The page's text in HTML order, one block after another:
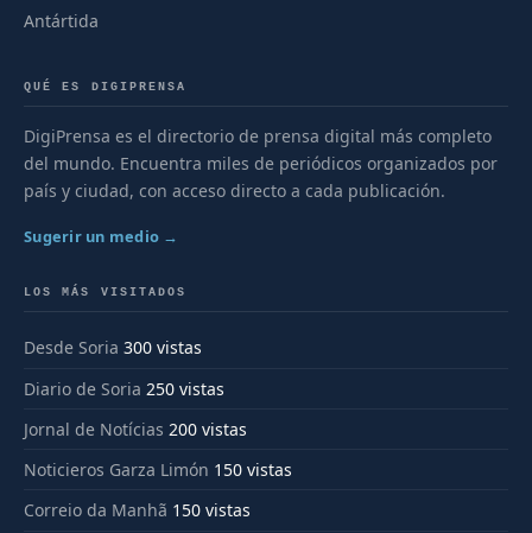
Antártida
QUÉ ES DIGIPRENSA
DigiPrensa es el directorio de prensa digital más completo
del mundo. Encuentra miles de periódicos organizados por
país y ciudad, con acceso directo a cada publicación.
Sugerir un medio →
LOS MÁS VISITADOS
Desde Soria 300 vistas
Diario de Soria 250 vistas
Jornal de Notícias 200 vistas
Noticieros Garza Limón 150 vistas
Correio da Manhã 150 vistas